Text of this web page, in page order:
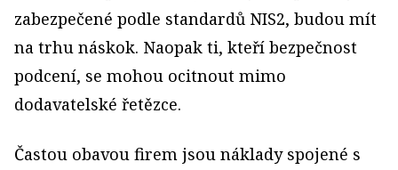
zabezpečené podle standardů NIS2, budou mít
na trhu náskok. Naopak ti, kteří bezpečnost
podcení, se mohou ocitnout mimo
dodavatelské řetězce.
Častou obavou firem jsou náklady spojené s